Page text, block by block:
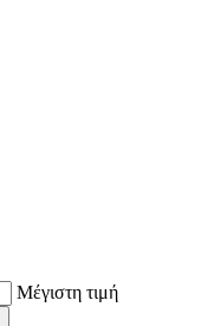
Μέγιστη τιμή